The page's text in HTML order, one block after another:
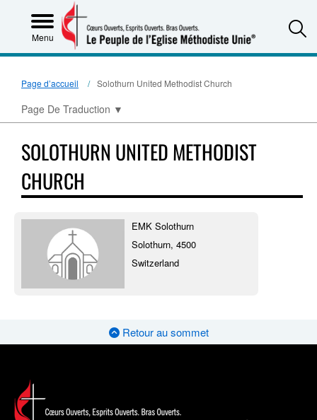
Menu
Page d’accueil Solothurn United Methodist Church
Page De Traduction ▼
SOLOTHURN UNITED METHODIST
CHURCH
EMK Solothurn
Solothurn, 4500
Switzerland
Retour au sommet